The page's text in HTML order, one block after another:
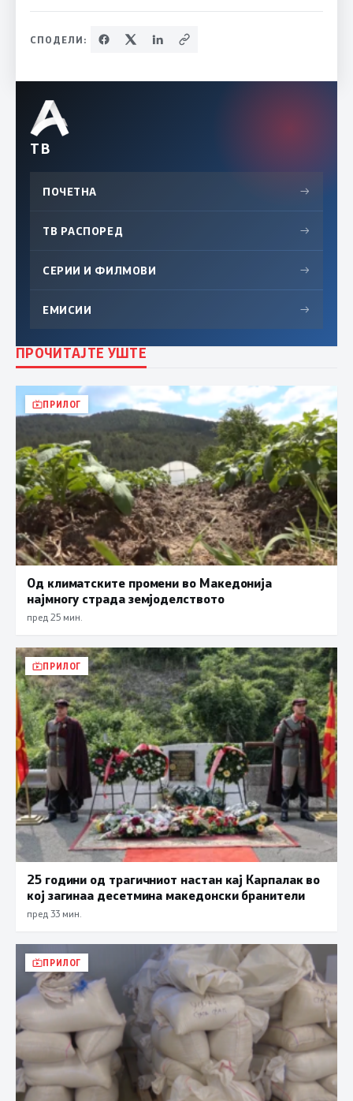
СПОДЕЛИ:
ТВ
ПОЧЕТНА →
ТВ РАСПОРЕД →
СЕРИИ И ФИЛМОВИ →
ЕМИСИИ →
ПРОЧИТАЈТЕ УШТЕ
ПРИЛОГ
Од климатските промени во Македонија
најмногу страда земјоделството
пред 25 мин.
ПРИЛОГ
25 години од трагичниот настан кај Карпалак во
кој загинаа десетмина македонски бранители
пред 33 мин.
ПРИЛОГ